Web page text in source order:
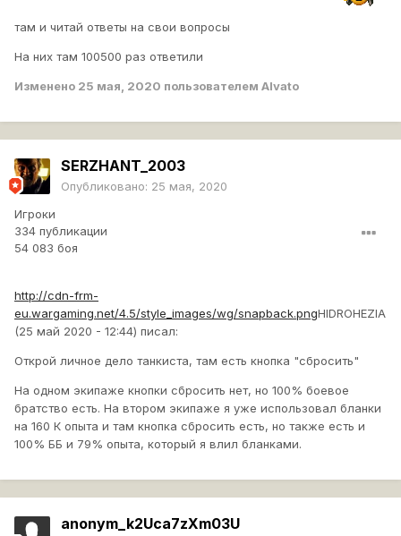
там и читай ответы на свои вопросы
На них там 100500 раз ответили
Изменено 25 мая, 2020 пользователем Alvato
SERZHANT_2003
Опубликовано: 25 мая, 2020
Игроки
334 публикации
54 083 боя
http://cdn-frm-
eu.wargaming.net/4.5/style_images/wg/snapback.pngHIDROHEZIA
(25 май 2020 - 12:44) писал:
Открой личное дело танкиста, там есть кнопка "сбросить"
На одном экипаже кнопки сбросить нет, но 100% боевое
братство есть. На втором экипаже я уже использовал бланки
на 160 К опыта и там кнопка сбросить есть, но также есть и
100% ББ и 79% опыта, который я влил бланками.
anonym_k2Uca7zXm03U